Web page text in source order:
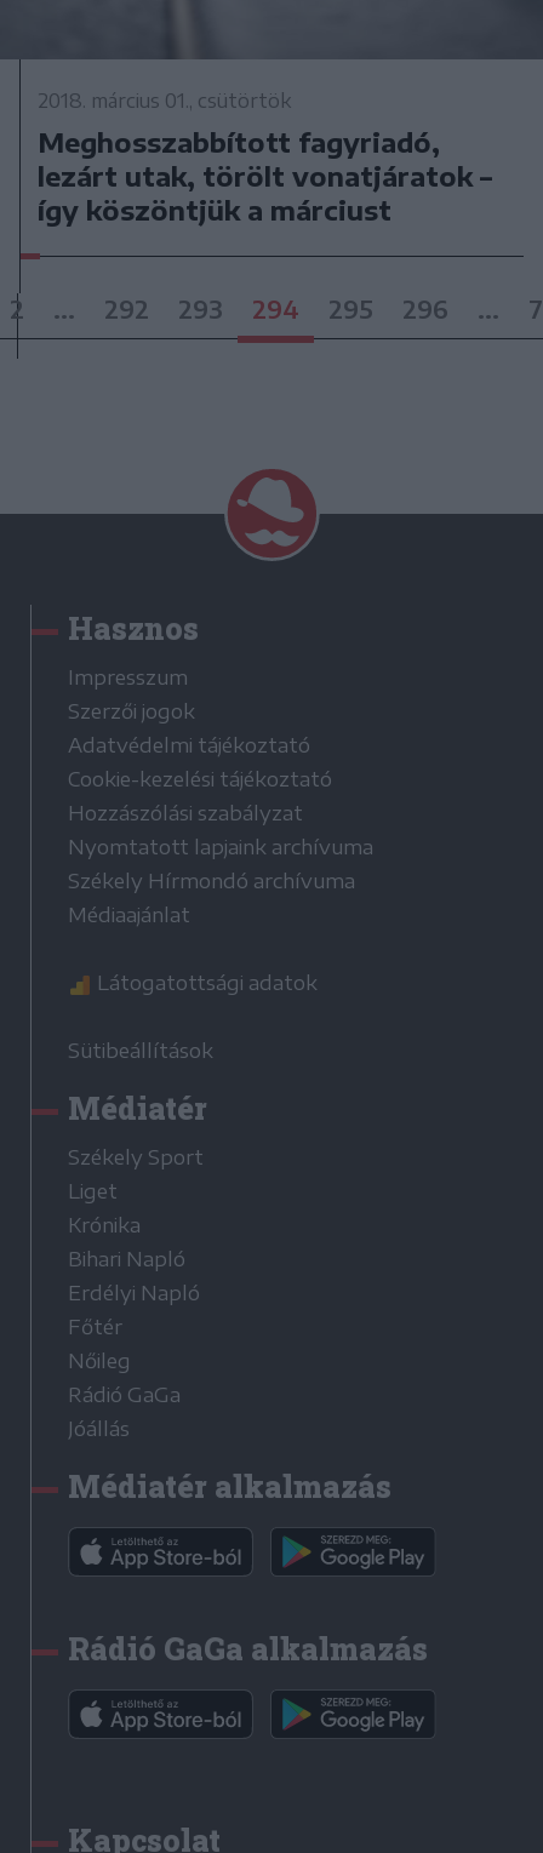
2018. március 01., csütörtök
Meghosszabbított fagyriadó,
lezárt utak, törölt vonatjáratok –
így köszöntjük a márciust
2 ... 292 293 294 295 296 ...
Hasznos
Impresszum
Szerzői jogok
Adatvédelmi tájékoztató
Cookie-kezelési tájékoztató
Hozzászólási szabályzat
Nyomtatott lapjaink archívuma
Székely Hírmondó archívuma
Médiaajánlat
Látogatottsági adatok
Sütibeállítások
Médiatér
Székely Sport
Liget
Krónika
Bihari Napló
Erdélyi Napló
Főtér
Nőileg
Rádió GaGa
Jóállás
Médiatér alkalmazás
Rádió GaGa alkalmazás
Kapcsolat